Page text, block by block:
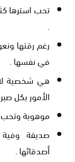
تحب استرها
.
رغم رقتها
في نفسها .
هي شخصية
الأمور بكل
موهوبة
صديقة
أصدقائها .